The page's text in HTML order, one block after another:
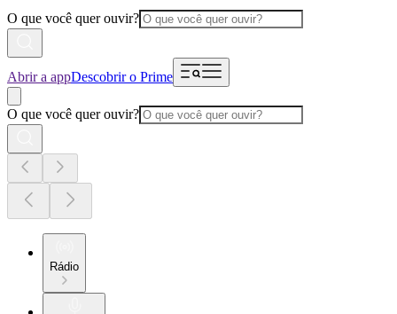
O que você quer ouvir?
Abrir a appDescobrir o Prime
O que você quer ouvir?
Rádio